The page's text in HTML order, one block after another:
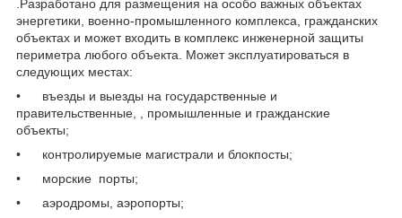
.Разработано для размещения на особо важных объектах
энергетики, военно-промышленного комплекса, гражданских
объектах и может входить в комплекс инженерной защиты
периметра любого объекта. Может эксплуатироваться в
следующих местах:
• въезды и выезды на государственные и
правительственные, , промышленные и гражданские
объекты;
• контролируемые магистрали и блокпосты;
• морские порты;
• аэродромы, аэропорты;